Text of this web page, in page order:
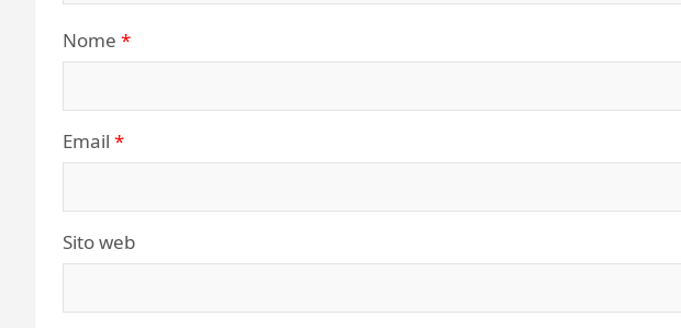
Nome *
Email *
Sito web